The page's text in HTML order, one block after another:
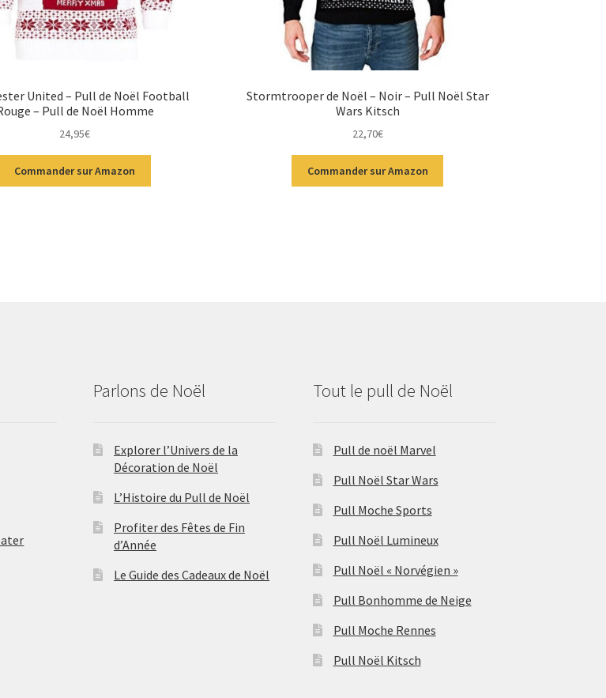
United – Pull de Noël Football
– Pull de Noël Homme
24,95€
Commander sur Amazon
Stormtrooper de Noël – Noir – Pull Noël Star
Wars Kitsch
22,70€
Commander sur Amazon
Parlons de Noël
Explorer l’Univers de la
Décoration de Noël
L’Histoire du Pull de Noël
Profiter des Fêtes de Fin
d’Année
Le Guide des Cadeaux de Noël
Tout le pull de Noël
Pull de noël Marvel
Pull Noël Star Wars
Pull Moche Sports
Pull Noël Lumineux
Pull Noël « Norvégien »
Pull Bonhomme de Neige
Pull Moche Rennes
Pull Noël Kitsch